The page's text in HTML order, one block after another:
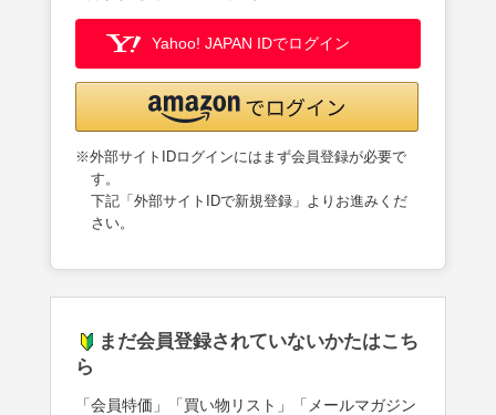
Yahoo! JAPAN IDでログイン
※外部サイトIDログインにはまず会員登録が必要で
す。
下記「外部サイトIDで新規登録」よりお進みくだ
さい。
まだ会員登録されていないかたはこち
ら
「会員特価」「買い物リスト」「メールマガジン